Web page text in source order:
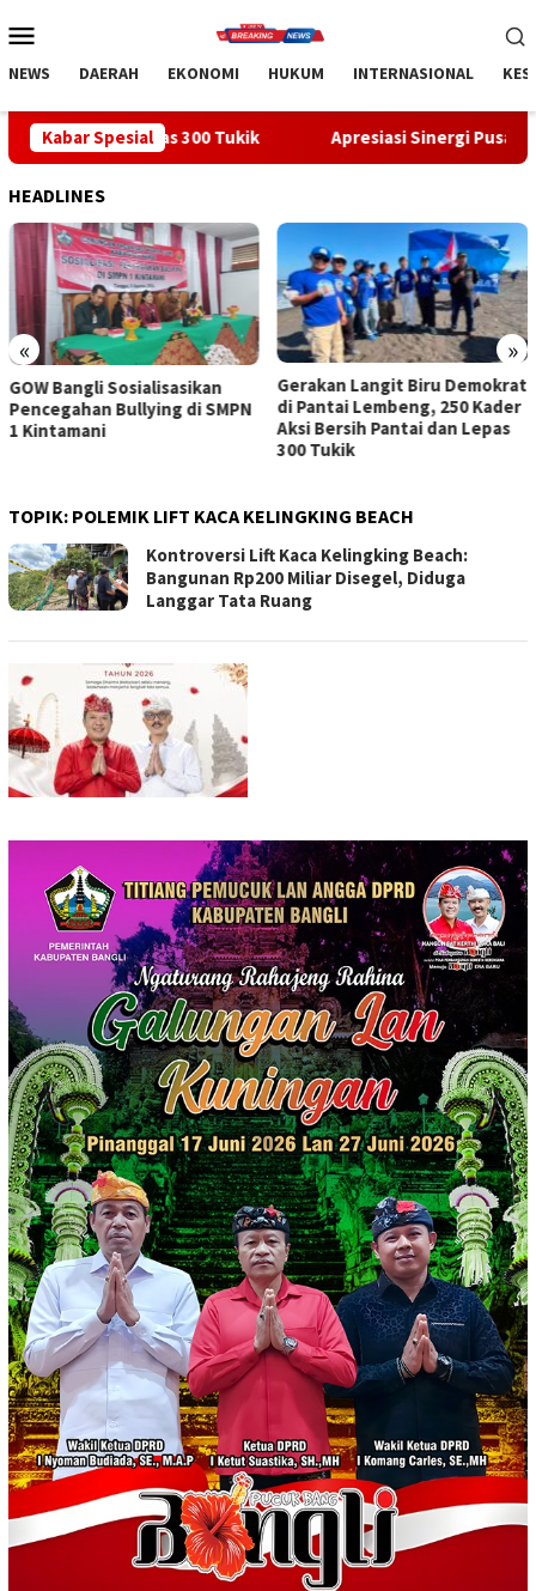
ke
Mobile
NEWS DAERAH EKONOMI HUKUM INTERNASIONAL
Kabar Spesial
300 Tukik Apresiasi Sinergi Pusat-Daerah, Bupati
HEADLINES
« »
Gerakan Langit Biru Demokrat
di Pantai Lembeng, 250 Kader
Aksi Bersih Pantai dan Lepas
Apresiasi Sinergi Pusat-
Daerah, Bupati Bangli Buka
Sosialisasi RUU Satu Data
Indonesia
TOPIK: POLEMIK LIFT KACA KELINGKING BEACH
Kontroversi Lift Kaca Kelingking Beach:
Bangunan Rp200 Miliar Disegel, Diduga
Langgar Tata Ruang